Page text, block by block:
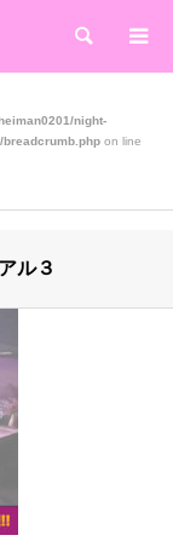
検索
night-
on line
ル３